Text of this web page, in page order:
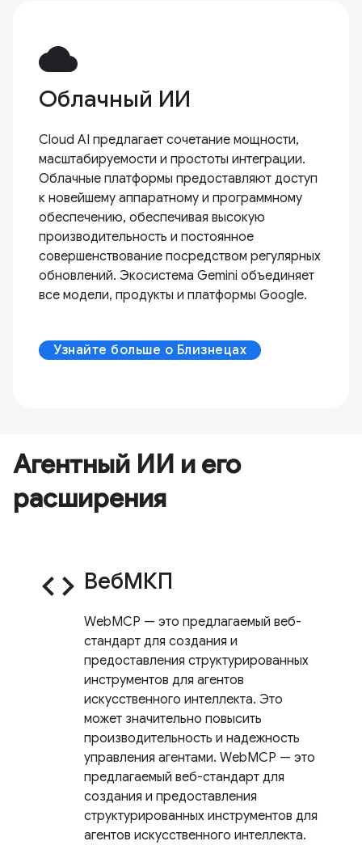
cloud
Облачный ИИ
Cloud AI предлагает сочетание мощности,
масштабируемости и простоты интеграции.
Облачные платформы предоставляют доступ
к новейшему аппаратному и программному
обеспечению, обеспечивая высокую
производительность и постоянное
совершенствование посредством регулярных
обновлений. Экосистема Gemini объединяет
все модели, продукты и платформы Google.
Узнайте больше о Близнецах
Агентный ИИ и его
расширения
code ВебМКП
WebMCP — это предлагаемый веб-
стандарт для создания и
предоставления структурированных
инструментов для агентов
искусственного интеллекта. Это
может значительно повысить
производительность и надежность
управления агентами. WebMCP — это
предлагаемый веб-стандарт для
создания и предоставления
структурированных инструментов для
агентов искусственного интеллекта.